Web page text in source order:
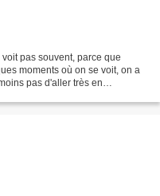
voit pas souvent, parce que
moments où on se voit, on a
pas d'aller très en